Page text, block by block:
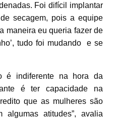
Foi difícil implantar
secagem, pois a equipe
maneira eu queria fazer de
tudo foi mudando e se
é indiferente na hora da
é ter capacidade na
que as mulheres são
atitudes”, avalia